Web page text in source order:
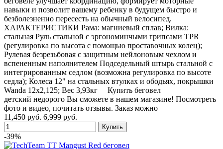
навыки и позволит вашему ребенку в будущем быстро и
безболезненно пересесть на обычный велосипед.
ХАРАКТЕРИСТИКИ Рама: магниевый сплав; Вилка:
стальная Руль стальной с эргономинчыми грипсами TPR
(регулировка по высота с помощью проставочных колец);
Рулевая безрезьбовая с защитным нейлоновым чехлом и
вспененным наполнителем Подседельный штырь стальной с
интегрированным седлом (возможна регулировка по высоте
седла); Колеса 12" на стальных втулках и ободьях, покрышки
Wanda 12x2,125; Вес 3,93кг Купить беговел
детский недорого Вы сможете в нашем магазине! Посмотреть
фото и видео, почитать отзывы. Заказ можно
11,450 руб. 6,999 руб.
-39%